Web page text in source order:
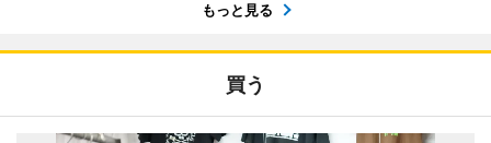
もっと見る
買う